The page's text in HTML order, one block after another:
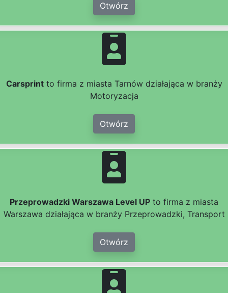
Otwórz
Carsprintto firma z miasta Tarnów działająca w branży
Motoryzacja
Otwórz
Przeprowadzki Warszawa Level UP to firma z miasta
Warszawa działająca w branży Przeprowadzki, Transport
Otwórz